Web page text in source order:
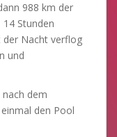
988 km der
Stunden
der Nacht verflog
und
dem
den Pool